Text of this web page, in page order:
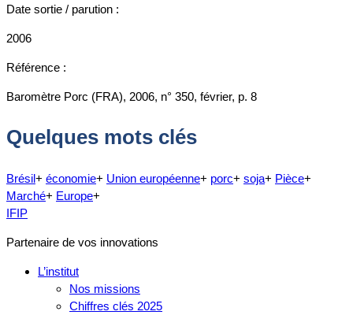
Date sortie / parution :
2006
Référence :
Baromètre Porc (FRA), 2006, n° 350, février, p. 8
Quelques mots clés
Brésil+ économie+ Union européenne+ porc+ soja+ Pièce+
Marché+ Europe+
IFIP
Partenaire de vos innovations
L’institut
Nos missions
Chiffres clés 2025